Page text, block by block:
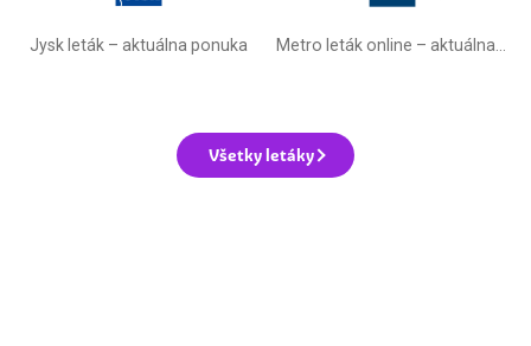
Jysk leták – aktuálna ponuka
Všetky letáky